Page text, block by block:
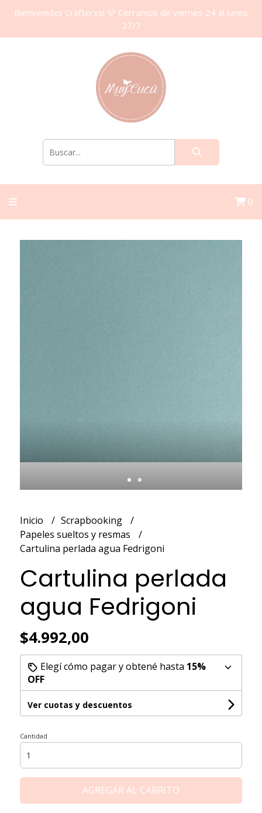
Bienvenidxs Crafterxs! 🩷 Cerramos de viernes 24 al lunes
27/7
0
Inicio
Scrapbooking
Papeles sueltos y resmas
Cartulina perlada agua Fedrigoni
Cartulina perlada
agua Fedrigoni
$4.992,00
Elegí cómo pagar y obtené hasta 15%
OFF
Ver cuotas y descuentos
Cantidad
AGREGAR AL CARRITO